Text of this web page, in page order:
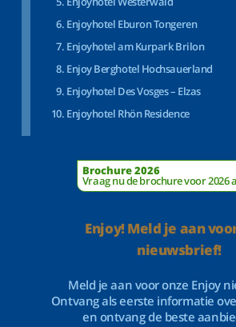
Enjoyhotel Eburon Tongeren
Enjoyhotel am Kurpark Brilon
Enjoy Berghotel Hochsauerland
Enjoyhotel Des Vosges – Elzas
Enjoyhotel Rhön Residence
Brochure 2026
Vraag nu de brochure voor 2026
Enjoy! Meld je aan
nieuwsbrief!
Meld je aan voor onze Enjoy
Ontvang als eerste informatie
en ontvang de beste